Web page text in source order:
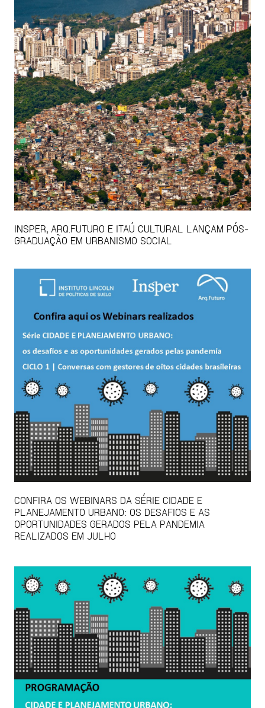
INSPER, ARQ.FUTURO E ITAÚ CULTURAL LANÇAM PÓS-
GRADUAÇÃO EM URBANISMO SOCIAL
CONFIRA OS WEBINARS DA SÉRIE CIDADE E
PLANEJAMENTO URBANO: OS DESAFIOS E AS
OPORTUNIDADES GERADOS PELA PANDEMIA
REALIZADOS EM JULHO